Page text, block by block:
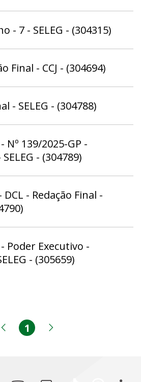
- 7 - SELEG - (304315)
Final - CCJ - (304694)
- SELEG - (304788)
Nº 139/2025-GP -
- (304789)
- Redação Final -
Poder Executivo -
- (305659)
Página anterior
Página
1